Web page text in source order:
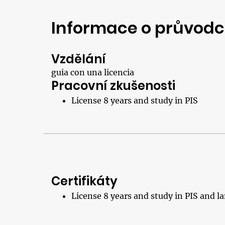
Informace o
Vzdělání
guia con una licencia
Pracovní zkušenosti
License 8 years and study in PIS
Certifikáty
License 8 years and study in PIS and